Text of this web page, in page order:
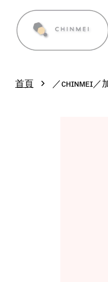
首頁 › ／ᴄʜɪɴᴍᴇɪ